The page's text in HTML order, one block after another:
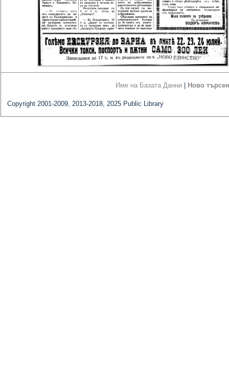
Име на Базата Данни Ново
Copyright 2001-2009, 2013-2018, 2025 Public Library